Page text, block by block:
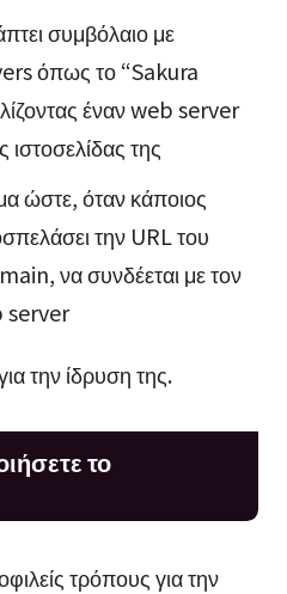
συμβόλαιο με
όπως το “Sakura
έναν web server
ιστοσελίδας της
ώστε, όταν κάποιος
την URL του
να συνδέεται με τον
server
την ίδρυση της.
το
τρόπους για την